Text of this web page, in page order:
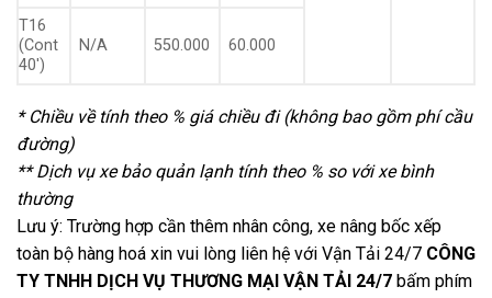
T16
(Cont
40′)
N/A 550.000 60.000
* Chiều về tính theo % giá chiều đi (không bao gồm phí cầu
đường)
** Dịch vụ xe bảo quản lạnh tính theo % so với xe bình
thường
Lưu ý: Trường hợp cần thêm nhân công, xe nâng bốc xếp
toàn bộ hàng hoá xin vui lòng liên hệ với Vận Tải 24/7 CÔNG
TY TNHH DỊCH VỤ THƯƠNG MẠI VẬN TẢI 24/7 bấm phím